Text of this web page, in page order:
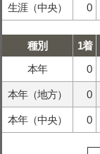
生涯（中央） 0
種別 1着
本年
0
本年（地方） 0
本年（中央） 0